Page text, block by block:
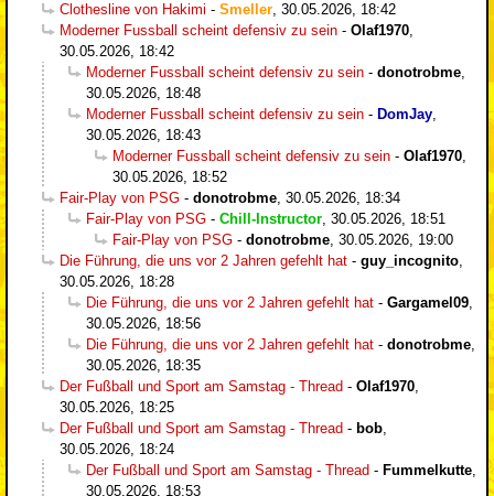
Clothesline von Hakimi - Smeller, 30.05.2026, 18:42
Moderner Fussball scheint defensiv zu sein - Olaf1970,
30.05.2026, 18:42
Moderner Fussball scheint defensiv zu sein - donotrobme,
30.05.2026, 18:48
Moderner Fussball scheint defensiv zu sein - DomJay,
30.05.2026, 18:43
Moderner Fussball scheint defensiv zu sein - Olaf1970,
30.05.2026, 18:52
Fair-Play von PSG - donotrobme, 30.05.2026, 18:34
Fair-Play von PSG - Chill-Instructor, 30.05.2026, 18:51
Fair-Play von PSG - donotrobme, 30.05.2026, 19:00
Die Führung, die uns vor 2 Jahren gefehlt hat - guy_incognito,
30.05.2026, 18:28
Die Führung, die uns vor 2 Jahren gefehlt hat - Gargamel09,
30.05.2026, 18:56
Die Führung, die uns vor 2 Jahren gefehlt hat - donotrobme,
30.05.2026, 18:35
Der Fußball und Sport am Samstag - Thread - Olaf1970,
30.05.2026, 18:25
Der Fußball und Sport am Samstag - Thread - bob,
30.05.2026, 18:24
Der Fußball und Sport am Samstag - Thread - Fummelkutte,
30.05.2026, 18:53